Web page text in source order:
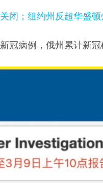
闭；纽约州反超华盛顿
冠病例，俄州累计新冠